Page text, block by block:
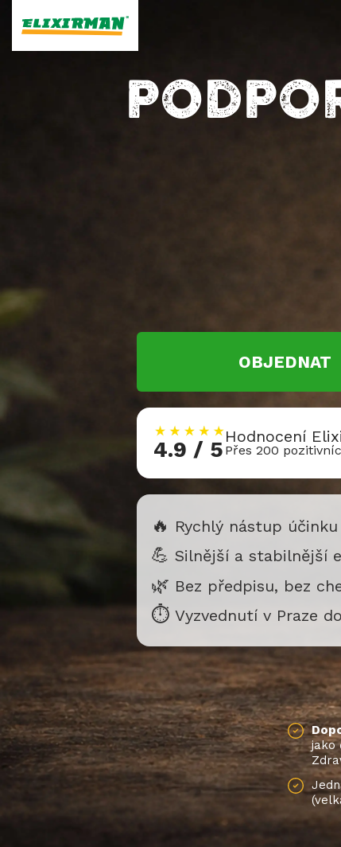
OBJEDNAT
4.9 / 5
Hodnocení
Přes 200
🔥 Rychlý nástup účinku
💪 Silnější a stabilnější
🌿 Bez předpisu, bez
⏱️ Vyzvednutí v Praze
jako